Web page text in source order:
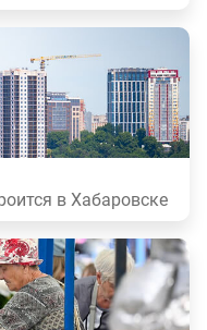
в Хабаровске